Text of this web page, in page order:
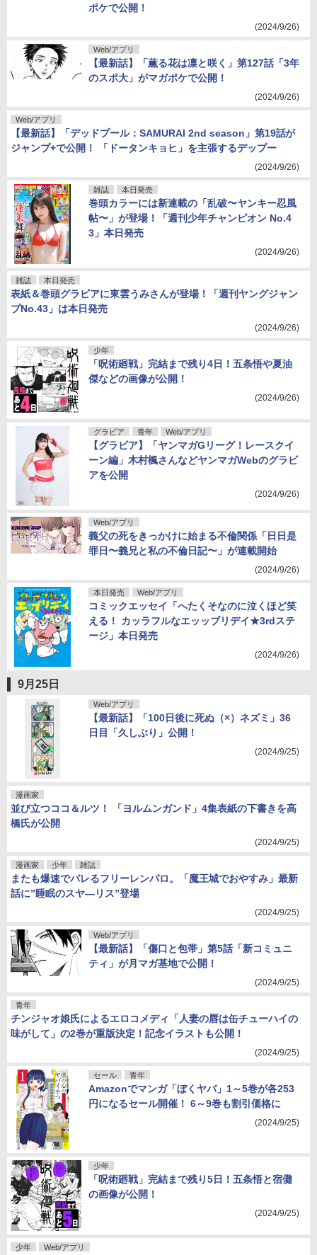
ポケで公開！
(2024/9/26)
Web/アプリ
【最新話】「薫る花は凛と咲く」第127話「3年
のスポ大」がマガポケで公開！
(2024/9/26)
Web/アプリ
【最新話】「デッドプール：SAMURAI 2nd season」第19話が
ジャンプ+で公開！ 「ドータンキョヒ」を主張するデップー
(2024/9/26)
雑誌 本日発売
巻頭カラーには新連載の「乱破〜ヤンキー忍風
帖〜」が登場！「週刊少年チャンピオン No.4
3」本日発売
(2024/9/26)
雑誌 本日発売
表紙＆巻頭グラビアに東雲うみさんが登場！「週刊ヤングジャン
プNo.43」は本日発売
(2024/9/26)
少年
「呪術廻戦」完結まで残り4日！五条悟や夏油
傑などの画像が公開！
(2024/9/26)
グラビア 青年 Web/アプリ
【グラビア】「ヤンマガGリーグ！レースクイ
ーン編」木村楓さんなどヤンマガWebのグラビ
アを公開
(2024/9/26)
Web/アプリ
義父の死をきっかけに始まる不倫関係「日日是
罪日〜義兄と私の不倫日記〜」が連載開始
(2024/9/26)
本日発売 Web/アプリ
コミックエッセイ「へたくそなのに泣くほど笑
える！ カッラフルなエッッブリデイ★3rdステ
ージ」本日発売
(2024/9/26)
9月25日
Web/アプリ
【最新話】「100日後に死ぬ（×）ネズミ」36
日目「久しぶり」公開！
(2024/9/25)
漫画家
並び立つココ＆ルツ！ 「ヨルムンガンド」4集表紙の下書きを高
橋氏が公開
(2024/9/25)
漫画家 少年 雑誌
またも爆速でバレるフリーレンパロ。「魔王城でおやすみ」最新
話に”睡眠のスヤ―リス”登場
(2024/9/25)
Web/アプリ
【最新話】「傷口と包帯」第5話「新コミュニ
ティ」が月マガ基地で公開！
(2024/9/25)
青年
チンジャオ娘氏によるエロコメディ「人妻の唇は缶チューハイの
味がして」の2巻が重版決定！記念イラストも公開！
(2024/9/25)
セール 青年
Amazonでマンガ「ぼくヤバ」1～5巻が各253
円になるセール開催！ 6～9巻も割引価格に
(2024/9/25)
少年
「呪術廻戦」完結まで残り5日！五条悟と宿儺
の画像が公開！
(2024/9/25)
少年 Web/アプリ